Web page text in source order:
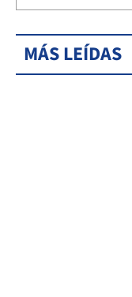
MÁS LEÍDAS